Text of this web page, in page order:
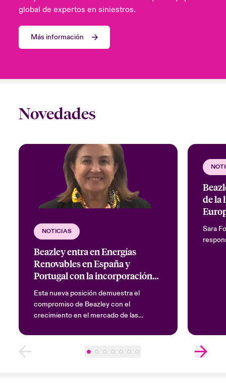
global de expertos en siniestros.
Más información
Novedades
NOTICIAS
Beazley entra en Energías
Renovables en España y
Portugal con la incorporación
de Teresa Merino
Esta nueva posición demuestra el
compromiso de Beazley con el
crecimiento en el mercado de las
de la
Sara